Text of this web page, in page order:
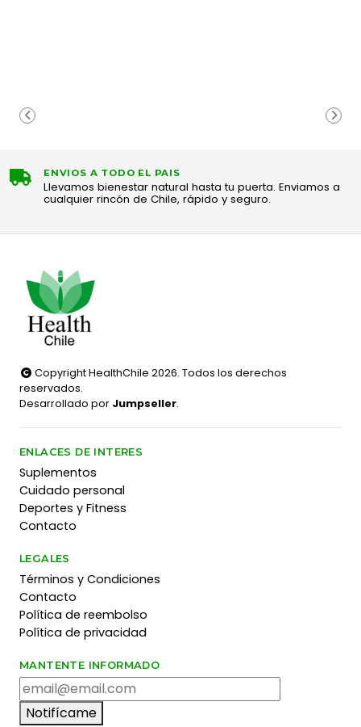
ENVIOS A TODO EL PAIS
Llevamos bienestar natural hasta tu puerta. Enviamos a
cualquier rincón de Chile, rápido y seguro.
Copyright HealthChile 2026. Todos los derechos
reservados.
Desarrollado por Jumpseller.
ENLACES DE INTERES
Suplementos
Cuidado personal
Deportes y Fitness
Contacto
LEGALES
Términos y Condiciones
Contacto
Política de reembolso
Política de privacidad
MANTENTE INFORMADO
Notifícame